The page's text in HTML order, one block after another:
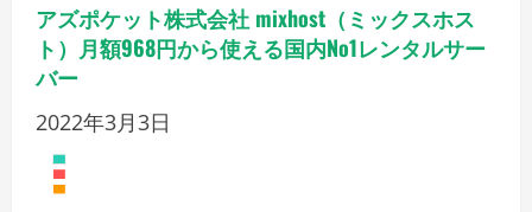
アズポケット株式会社 mixhost（ミックスホス
ト）月額968円から使える国内No1レンタルサー
バー
2022年3月3日